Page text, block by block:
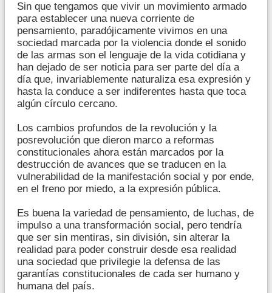
Sin que tengamos que vivir un movimiento armado
para establecer una nueva corriente de
pensamiento, paradójicamente vivimos en una
sociedad marcada por la violencia donde el sonido
de las armas son el lenguaje de la vida cotidiana y
han dejado de ser noticia para ser parte del día a
día que, invariablemente naturaliza esa expresión y
hasta la conduce a ser indiferentes hasta que toca
algún círculo cercano.
Los cambios profundos de la revolución y la
posrevolución que dieron marco a reformas
constitucionales ahora están marcados por la
destrucción de avances que se traducen en la
vulnerabilidad de la manifestación social y por ende,
en el freno por miedo, a la expresión pública.
Es buena la variedad de pensamiento, de luchas, de
impulso a una transformación social, pero tendría
que ser sin mentiras, sin división, sin alterar la
realidad para poder construir desde esa realidad
una sociedad que privilegie la defensa de las
garantías constitucionales de cada ser humano y
humana del país.